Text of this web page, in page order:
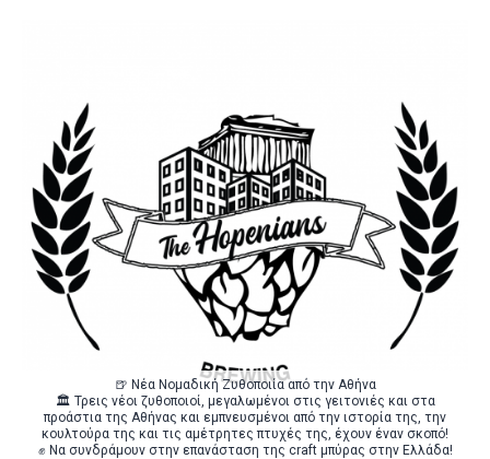
🍺 Νέα Νομαδική Ζυθοποιία από την Αθήνα
🏛️ Τρεις νέοι ζυθοποιοί, μεγαλωμένοι στις γειτονιές και στα
προάστια της Αθήνας και εμπνευσμένοι από την ιστορία της, την
κουλτούρα της και τις αμέτρητες πτυχές της, έχουν έναν σκοπό!
✊ Να συνδράμουν στην επανάσταση της craft μπύρας στην Ελλάδα!